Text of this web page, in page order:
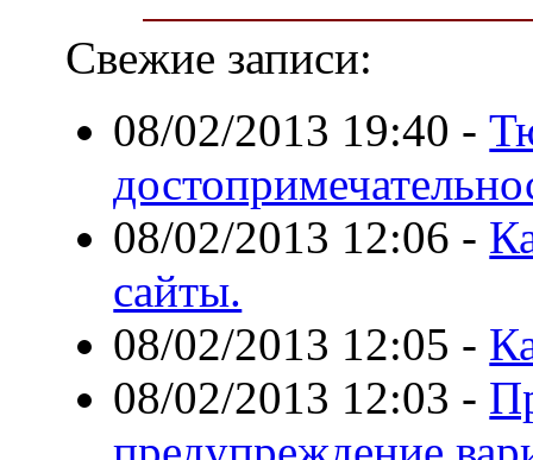
Свежие записи:
08/02/2013 19:40 -
08/02/2013 12:06 -
сайты.
08/02/2013 12:05 -
08/02/2013 12:03 -